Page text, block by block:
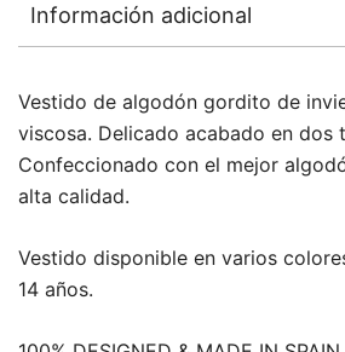
Información adicional
Vestido de algodón gordito de
viscosa. Delicado acabado en dos
Confeccionado con el mejor
alta calidad.
Vestido disponible en varios
14 años.